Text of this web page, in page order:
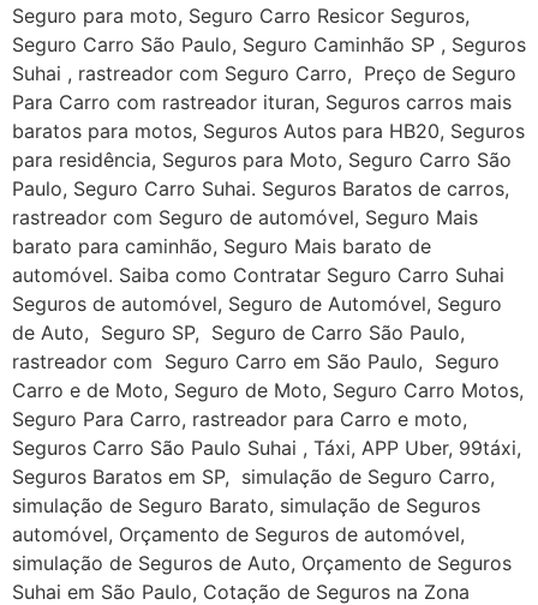
Seguro para moto, Seguro Carro Resicor Seguros,
Seguro Carro São Paulo, Seguro Caminhão SP , Seguros
Suhai , rastreador com Seguro Carro, Preço de Seguro
Para Carro com rastreador ituran, Seguros carros mais
baratos para motos, Seguros Autos para HB20, Seguros
para residência, Seguros para Moto, Seguro Carro São
Paulo, Seguro Carro Suhai. Seguros Baratos de carros,
rastreador com Seguro de automóvel, Seguro Mais
barato para caminhão, Seguro Mais barato de
automóvel. Saiba como Contratar Seguro Carro Suhai
Seguros de automóvel, Seguro de Automóvel, Seguro
de Auto, Seguro SP, Seguro de Carro São Paulo,
rastreador com Seguro Carro em São Paulo, Seguro
Carro e de Moto, Seguro de Moto, Seguro Carro Motos,
Seguro Para Carro, rastreador para Carro e moto,
Seguros Carro São Paulo Suhai , Táxi, APP Uber, 99táxi,
Seguros Baratos em SP, simulação de Seguro Carro,
simulação de Seguro Barato, simulação de Seguros
automóvel, Orçamento de Seguros de automóvel,
simulação de Seguros de Auto, Orçamento de Seguros
Suhai em São Paulo, Cotação de Seguros na Zona